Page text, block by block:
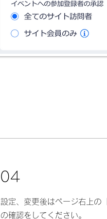
04
設定、変更後はページ右上の
の確認をしてください。